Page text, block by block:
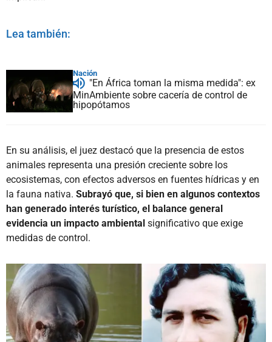
Lea también:
Nación
"En África toman la misma medida": ex
MinAmbiente sobre cacería de control de
hipopótamos
En su análisis, el juez destacó que la presencia de estos
animales representa una presión creciente sobre los
ecosistemas, con efectos adversos en fuentes hídricas y en
la fauna nativa. Subrayó que, si bien en algunos contextos
han generado interés turístico, el balance general
evidencia un impacto ambiental significativo que exige
medidas de control.